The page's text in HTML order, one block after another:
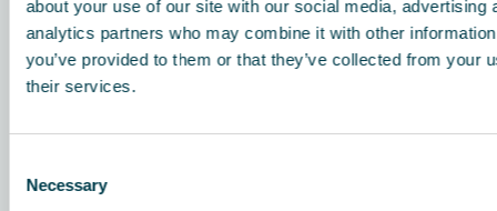
about your use of our site with our social media, advertising
analytics partners who may combine it with other
you’ve provided to them or that they’ve collected from your
their services.
Selection
Necessary